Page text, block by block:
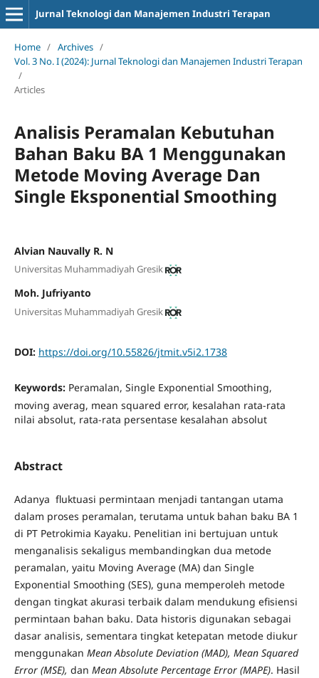
Jurnal Teknologi dan Manajemen Industri Terapan
Home / Archives /
Vol. 3 No. I (2024): Jurnal Teknologi dan Manajemen Industri Terapan
/
Articles
Analisis Peramalan Kebutuhan
Bahan Baku BA 1 Menggunakan
Metode Moving Average Dan
Single Eksponential Smoothing
Alvian Nauvally R. N
Universitas Muhammadiyah Gresik
Moh. Jufriyanto
Universitas Muhammadiyah Gresik
DOI: https://doi.org/10.55826/jtmit.v5i2.1738
Keywords: Peramalan, Single Exponential Smoothing,
moving averag, mean squared error, kesalahan rata-rata
nilai absolut, rata-rata persentase kesalahan absolut
Abstract
Adanya fluktuasi permintaan menjadi tantangan utama
dalam proses peramalan, terutama untuk bahan baku BA 1
di PT Petrokimia Kayaku. Penelitian ini bertujuan untuk
menganalisis sekaligus membandingkan dua metode
peramalan, yaitu Moving Average (MA) dan Single
Exponential Smoothing (SES), guna memperoleh metode
dengan tingkat akurasi terbaik dalam mendukung efisiensi
permintaan bahan baku. Data historis digunakan sebagai
dasar analisis, sementara tingkat ketepatan metode diukur
menggunakan Mean Absolute Deviation (MAD), Mean Squared
Error (MSE), dan Mean Absolute Percentage Error (MAPE). Hasil